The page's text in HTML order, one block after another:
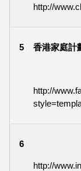
http://
5 香港家庭計
http://
6
http://